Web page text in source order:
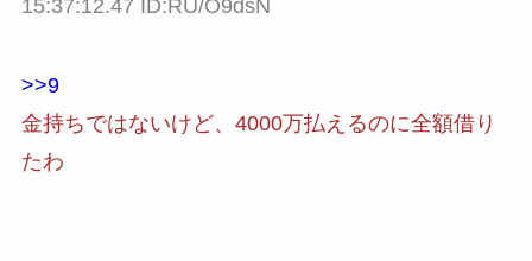
15:37:12.47 ID:RU/O9dsN
>>9
金持ちではないけど、4000万払えるのに全額借り
たわ